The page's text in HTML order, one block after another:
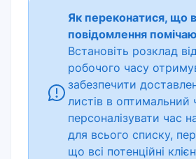
Як переконатися, що
повідомлення
Встановіть розклад
робочого часу
забезпечити
листів в
персоналізувати час
для всього списку,
що всі потенційні